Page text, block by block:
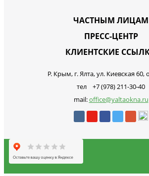
ЧАСТНЫМ ЛИЦАМ
ПРЕСС-ЦЕНТР
КЛИЕНТСКИЕ
Р. Крым, г. Ялта, ул. Киевская 60,
тел +7 (978) 211-30-40
mail:office@yaltaokna.ru